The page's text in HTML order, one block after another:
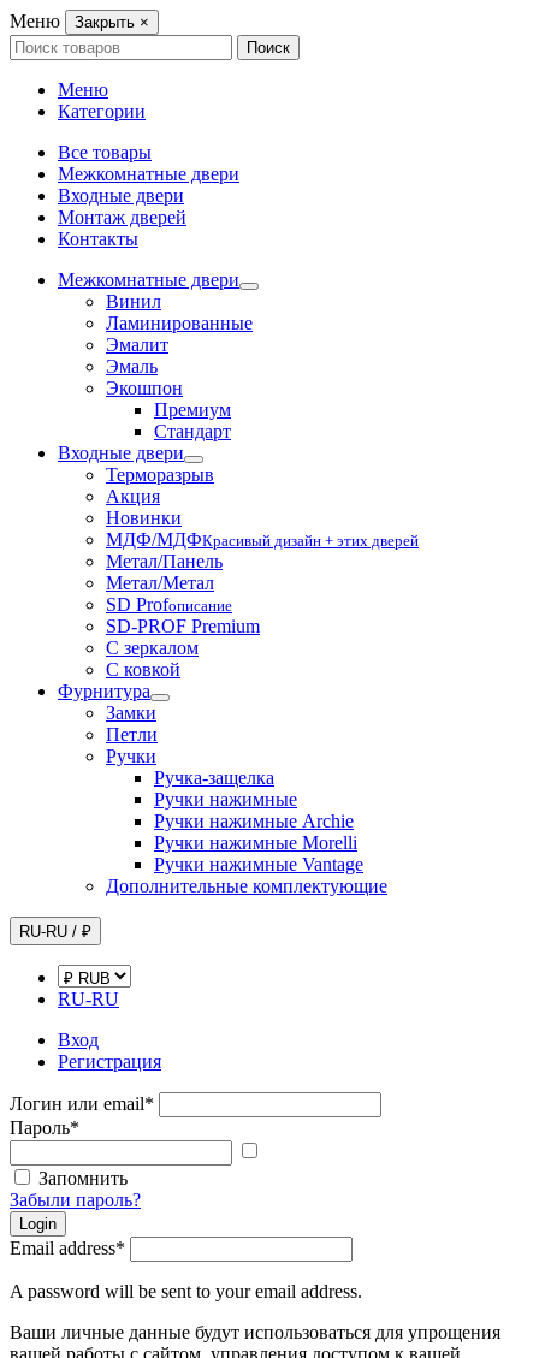
Меню Закрыть ×
Search
for:
Поиск
Меню
Категории
Все товары
Межкомнатные двери
Входные двери
Монтаж дверей
Контакты
Межкомнатные двери
Винил
Ламинированные
Эмалит
Эмаль
Экошпон
Премиум
Стандарт
Входные двери
Терморазрыв
Акция
Новинки
МДФ/МДФКрасивый дизайн + этих дверей
Метал/Панель
Метал/Метал
SD Profописание
SD-PROF Premium
С зеркалом
С ковкой
Фурнитура
Замки
Петли
Ручки
Ручка-защелка
Ручки нажимные
Ручки нажимные Archie
Ручки нажимные Morelli
Ручки нажимные Vantage
Дополнительные комплектующие
RU-RU / ₽
RU-RU
Вход
Регистрация
Логин или email*
Пароль*
Запомнить
Забыли пароль?
Login
Email address*
A password will be sent to your email address.
Ваши личные данные будут использоваться для упрощения
вашей работы с сайтом, управления доступом к вашей